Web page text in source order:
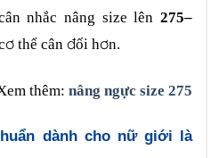
nhắc nâng size lên 275–
thể cân đối hơn.
thêm: nâng ngực size 275
dành cho nữ giới là